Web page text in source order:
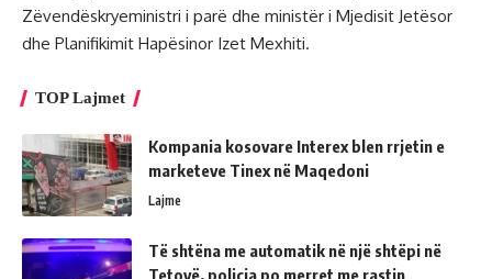
Zëvendëskryeministri i parë dhe ministër i Mjedisit Jetësor
dhe Planifikimit Hapësinor Izet Mexhiti.
TOP Lajmet
Kompania kosovare Interex blen rrjetin e
marketeve Tinex në Maqedoni
Lajme
Të shtëna me automatik në një shtëpi në
Tetovë, policia po merret me rastin